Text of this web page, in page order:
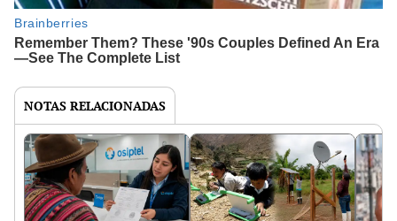
NOTAS RELACIONADAS